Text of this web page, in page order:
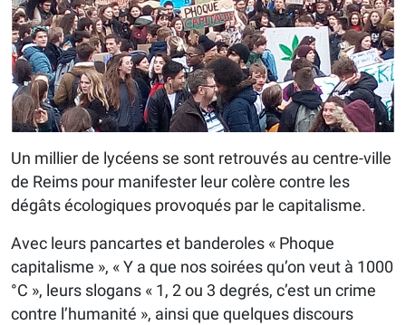
Un millier de lycéens se sont retrouvés au centre-ville
de Reims pour manifester leur colère contre les
dégâts écologiques provoqués par le capitalisme.
Avec leurs pancartes et banderoles « Phoque
capitalisme », « Y a que nos soirées qu’on veut à 1000
°C », leurs slogans « 1, 2 ou 3 degrés, c’est un crime
contre l’humanité », ainsi que quelques discours